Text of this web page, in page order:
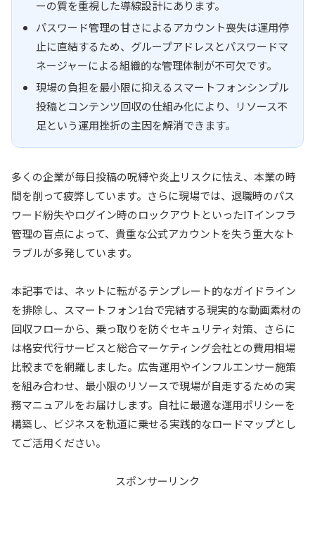
ーの質を重視した導線設計にあります。
パスワード管理の甘さによるアカウント喪失は運用停
止に直結するため、グループアドレスとパスワードマ
ネージャーによる組織的な管理体制が不可欠です。
現場の負担を最小限に抑えるスマートフォンシンプル
投稿とコンテンツ回収の仕組み化により、リソース不
足という運用挫折の主因を解消できます。
多くの企業が毎日投稿の呪縛や炎上リスクに怯え、本業の時
間を削って疲弊しています。さらに現場では、退職時のパス
ワード紛失やログイン時のロックアウトといったITインフラ
管理の盲点によって、貴重な公式アカウントを失う重大なト
ラブルが多発しています。
本記事では、ネットに転がるテンプレート的なガイドライン
を排除し、スマートフォン1台で完結する現実的な動画素材の
回収フローから、乗っ取りを防ぐセキュリティ対策、さらに
は格安代行サービスと総合マーケティング会社との費用相場
比較までを網羅しました。広告運用やインフルエンサー施策
を組み合わせ、最小限のリソースで現場が自走するための実
務マニュアルをお届けします。自社に最適な運用ポリシーを
構築し、ビジネスを軌道に乗せる実践的なロードマップとし
てご活用ください。
スポンサーリンク